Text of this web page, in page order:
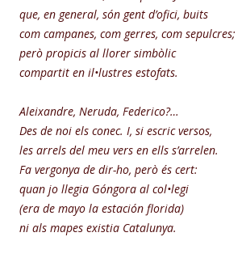
que, en general, són gent d’ofici, buits
com campanes, com gerres, com sepulcres;
però propicis al llorer simbòlic
compartit en il•lustres estofats.
Aleixandre, Neruda, Federico?…
Des de noi els conec. I, si escric versos,
les arrels del meu vers en ells s’arrelen.
Fa vergonya de dir-ho, però és cert:
quan jo llegia Góngora al col•legi
(era de mayo la estación florida)
ni als mapes existia Catalunya.